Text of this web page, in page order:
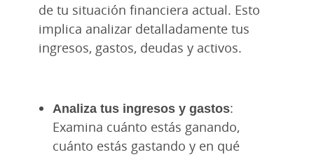
de tu situación financiera actual. Esto
implica analizar detalladamente tus
ingresos, gastos, deudas y activos.
Analiza tus ingresos y gastos:
Examina cuánto estás ganando,
cuánto estás gastando y en qué